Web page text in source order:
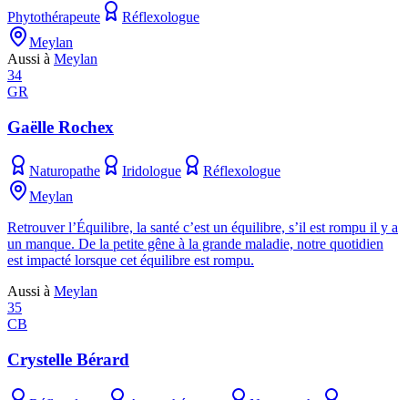
Phytothérapeute
Réflexologue
Meylan
Aussi à Meylan
34
GR
Gaëlle Rochex
Naturopathe Iridologue
Réflexologue
Meylan
Retrouver l’Équilibre, la santé c’est un équilibre, s’il est rompu il y a
un manque. De la petite gêne à la grande maladie, notre quotidien
est impacté lorsque cet équilibre est rompu.
Aussi à Meylan
35
CB
Crystelle Bérard